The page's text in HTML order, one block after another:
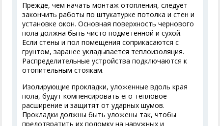
Прежде, чем начать монтаж отопления, следует
закончить работы по штукатурке потолка и стен и
установке окон. Основная поверхность чернового
пола должна быть чисто подметенной и сухой.
Если стены и пол помещения соприкасаются с
грунтом, заранее укладывается теплоизоляция.
Распределительные устройства подключаются к
отопительным стоякам.
Изолирующие прокладки, уложенные вдоль края
пола, будут компенсировать его тепловое
расширение и защитят от ударных шумов.
Прокладки должны быть уложены так, чтобы
предотвратить их поломку на наружных и